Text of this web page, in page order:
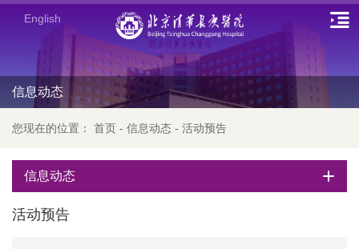
English
信息动态
您现在的位置： 首页 - 信息动态 - 活动预告
信息动态
活动预告